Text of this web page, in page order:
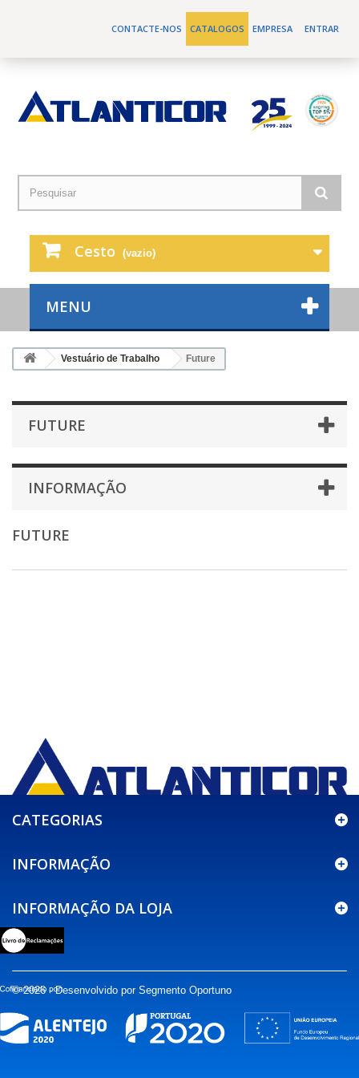
ENTRAR
EMPRESA
CATALOGOS
CONTACTE-NOS
Cesto (vazio)
MENU
Vestuário de Trabalho Future
FUTURE
INFORMAÇÃO
FUTURE
CATEGORIAS
INFORMAÇÃO
© 2026 - Desenvolvido por Segmento Oportuno
INFORMAÇÃO DA LOJA